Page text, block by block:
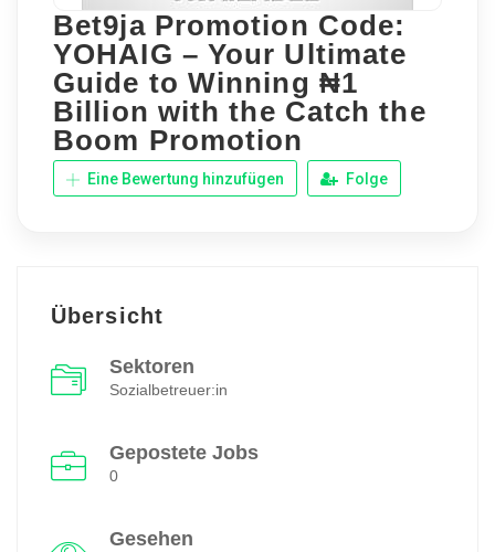
Bet9ja Promotion Code:
YOHAIG – Your Ultimate
Guide to Winning ₦1
Billion with the Catch the
Boom Promotion
Eine Bewertung hinzufügen Folge
Übersicht
Sektoren
Sozialbetreuer:in
Gepostete Jobs
0
Gesehen